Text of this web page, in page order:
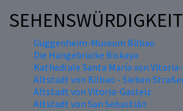
Guggenheim-Museum Bilbao
Die Hängebrücke Biskaya
Kathedrale Santa María von
Altstadt von Bilbao - Sieben
Altstadt von Vitoria-Gasteiz
Altstadt von San Sebastián